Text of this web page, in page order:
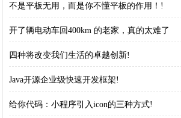
不是平板无用，而是你不懂平板的作用！!
开了辆电动车回400km 的老家，真的太难了
四种将改变我们生活的卓越创新!
Java开源企业级快速开发框架!
给你代码：小程序引入icon的三种方式!